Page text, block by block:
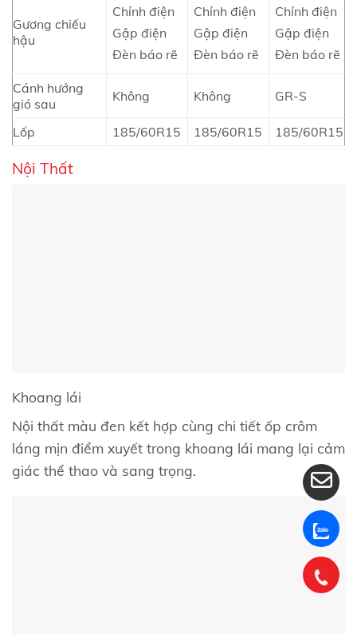
Gương chiếu
hậu
Chỉnh điện
Gập điện
Đèn báo rẽ
Chỉnh điện
Gập điện
Đèn báo rẽ
Chỉnh điện
Gập điện
Đèn báo rẽ
Cánh hướng
gió sau
Không Không GR-S
Lốp 185/60R15 185/60R15 185/60R15
Nội Thất
Khoang lái
Nội thất màu đen kết hợp cùng chi tiết ốp crôm
láng mịn điểm xuyết trong khoang lái mang lại cảm
giác thể thao và sang trọng.